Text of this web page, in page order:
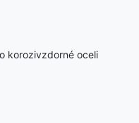
korozivzdorné oceli